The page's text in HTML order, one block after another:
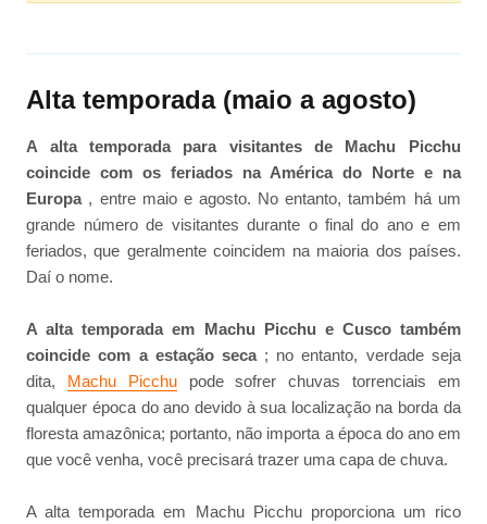
Alta temporada (maio a agosto)
A alta temporada para visitantes de Machu Picchu
coincide com os feriados na América do Norte e na
Europa, entre maio e agosto. No entanto, também há um
grande número de visitantes durante o final do ano e em
feriados, que geralmente coincidem na maioria dos países.
Daí o nome.
A alta temporada em Machu Picchu e Cusco também
coincide com a estação seca; no entanto, verdade seja
dita, Machu Picchupode sofrer chuvas torrenciais em
qualquer época do ano devido à sua localização na borda da
floresta amazônica; portanto, não importa a época do ano em
que você venha, você precisará trazer uma capa de chuva.
A alta temporada em Machu Picchu proporciona um rico